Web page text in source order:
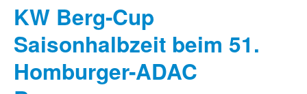
KW Berg-Cup
Saisonhalbzeit beim 51.
Homburger-ADAC